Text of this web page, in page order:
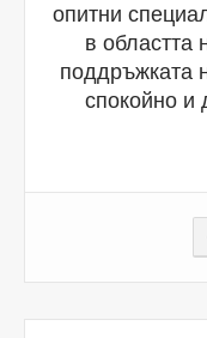
опитни
в областта
поддръжката
спокойно и